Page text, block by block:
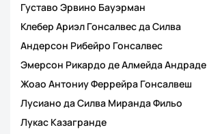
Густаво Эрвино Бауэрман
Клебер Ариэл Гонсалвес да Силва
Андерсон Рибейро Гонсалвес
Эмерсон Рикардо де Алмейда Андраде
Жоао Антониу Феррейра Гонсалвеш
Лусиано да Силва Миранда Фильо
Лукас Казагранде